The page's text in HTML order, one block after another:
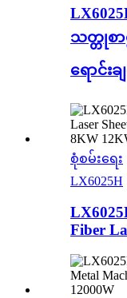
သတ္တုစ
ရောင်းခ
စုံစမ်းရေး
LX6025H
Fiber